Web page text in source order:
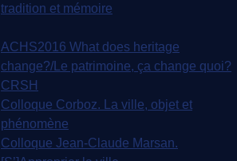
tradition et mémoire
ACHS2016 What does heritage
change?/Le patrimoine, ça change quoi?
CRSH
Colloque Corboz. La ville, objet et
phénomène
Colloque Jean-Claude Marsan.